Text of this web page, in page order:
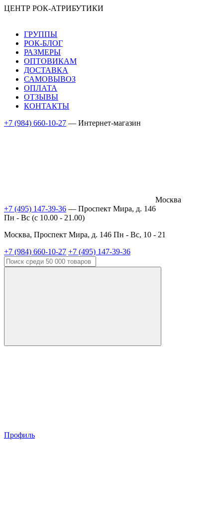
ЦЕНТР РОК-АТРИБУТИКИ
ГРУППЫ
РОК-БЛОГ
РАЗМЕРЫ
ОПТОВИКАМ
ДОСТАВКА
САМОВЫВОЗ
ОПЛАТА
ОТЗЫВЫ
КОНТАКТЫ
+7 (984) 660-10-27 — Интернет-магазин
Москва
+7 (495) 147-39-36 — Проспект Мира, д. 146
Пн - Вс (c 10.00 - 21.00)
Москва, Проспект Мира, д. 146 Пн - Вс, 10 - 21
+7 (984) 660-10-27 +7 (495) 147-39-36
Профиль